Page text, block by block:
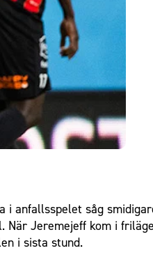
anfallsspelet såg
När Jeremejeff kom i
i sista stund.